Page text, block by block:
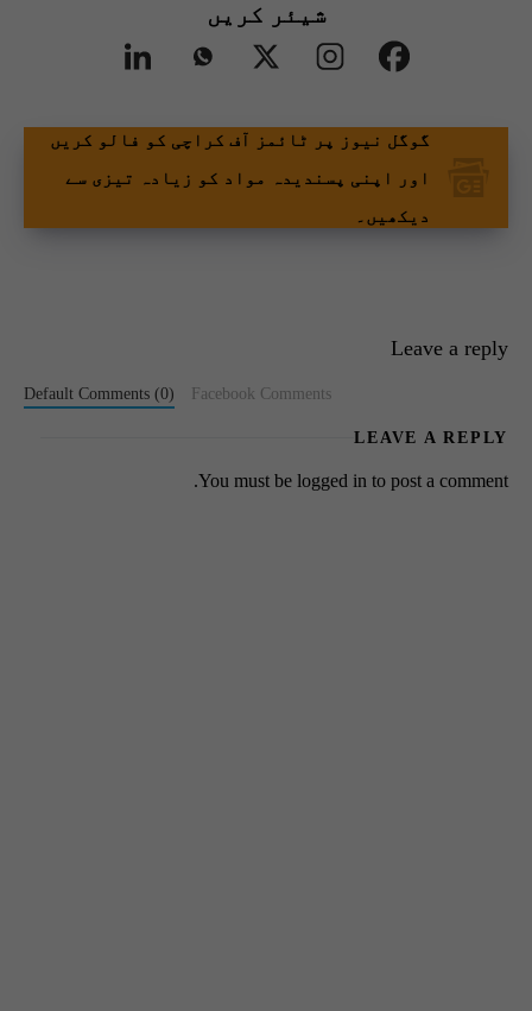
شیئر کریں
گوگل نیوز پر ٹائمز آف کراچی کو فالو کریں
اور اپنی پسندیدہ مواد کو زیادہ تیزی سے
دیکھیں۔
Leave a reply
Default Comments (0) Facebook Comments
LEAVE A REPLY
You must be logged in to post a comment.